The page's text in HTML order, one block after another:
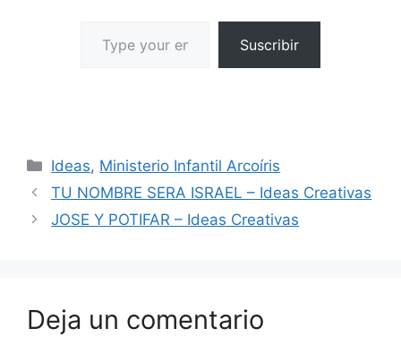
Suscribir
Ideas, Ministerio Infantil Arcoíris
TU NOMBRE SERA ISRAEL – Ideas Creativas
JOSE Y POTIFAR – Ideas Creativas
Deja un comentario